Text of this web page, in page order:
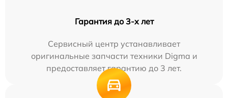
Гарантия до 3-х лет
Сервисный центр устанавливает
оригинальные запчасти техники Digma и
предоставляет гарантию до 3 лет.